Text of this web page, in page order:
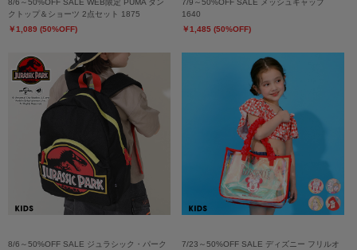
8/6～50%OFF SALE WEB限定 PUMA タン
クトップ＆ショーツ 2点セット 1875
￥1,089 (50%OFF)
7/9～50%OFF SALE メッシュキャップ
1640
￥1,485 (50%OFF)
8/6～50%OFF SALE ジュラシック・パーク
7/23～50%OFF SALE ディズニー フリルオ